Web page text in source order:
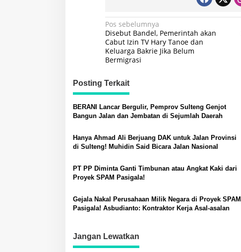
Navigasi
pos
Pos sebelumnya
Disebut Bandel, Pemerintah akan
Cabut Izin TV Hary Tanoe dan
Keluarga Bakrie Jika Belum
Bermigrasi
Posting Terkait
BERANI Lancar Bergulir, Pemprov Sulteng Genjot
Bangun Jalan dan Jembatan di Sejumlah Daerah
Hanya Ahmad Ali Berjuang DAK untuk Jalan Provinsi
di Sulteng! Muhidin Said Bicara Jalan Nasional
PT PP Diminta Ganti Timbunan atau Angkat Kaki dari
Proyek SPAM Pasigala!
Gejala Nakal Perusahaan Milik Negara di Proyek SPAM
Pasigala! Asbudianto: Kontraktor Kerja Asal-asalan
Jangan Lewatkan